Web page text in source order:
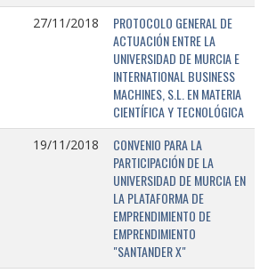
27/11/2018
PROTOCOLO GENERAL DE
ACTUACIÓN ENTRE LA
UNIVERSIDAD DE MURCIA E
INTERNATIONAL BUSINESS
MACHINES, S.L. EN MATERIA
CIENTÍFICA Y TECNOLÓGICA
19/11/2018
CONVENIO PARA LA
PARTICIPACIÓN DE LA
UNIVERSIDAD DE MURCIA EN
LA PLATAFORMA DE
EMPRENDIMIENTO DE
EMPRENDIMIENTO
"SANTANDER X"